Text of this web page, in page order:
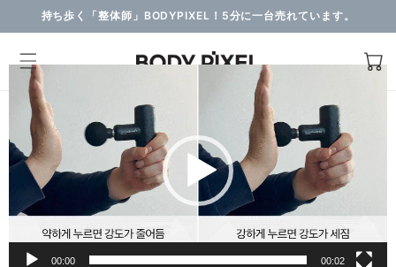
持ち歩く「整体師」BODYPIXEL！5分に一台売れています。
動
ー
ヤ
00:00 00:02